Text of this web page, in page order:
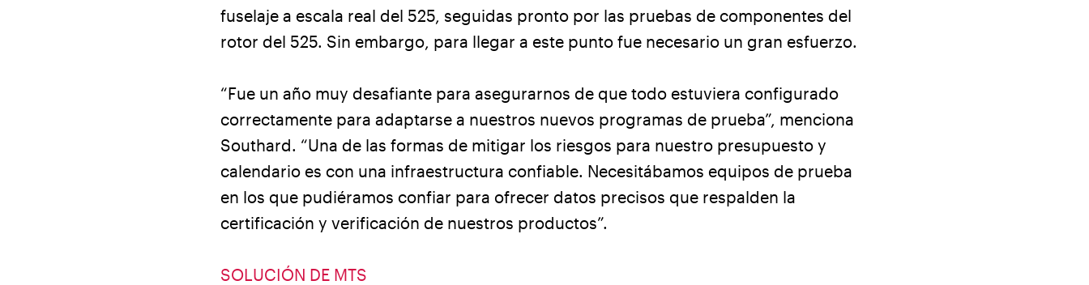
fuselaje a escala real del 525, seguidas pronto por las pruebas de componentes del
rotor del 525. Sin embargo, para llegar a este punto fue necesario un gran esfuerzo.
“Fue un año muy desafiante para asegurarnos de que todo estuviera configurado
correctamente para adaptarse a nuestros nuevos programas de prueba”, menciona
Southard. “Una de las formas de mitigar los riesgos para nuestro presupuesto y
calendario es con una infraestructura confiable. Necesitábamos equipos de prueba
en los que pudiéramos confiar para ofrecer datos precisos que respalden la
certificación y verificación de nuestros productos”.
SOLUCIÓN DE MTS